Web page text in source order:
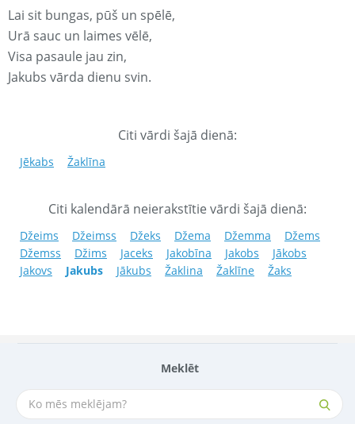
Meklēt
Lai sit bungas, pūš un spēlē,
Urā sauc un laimes vēlē,
Visa pasaule jau zin,
Jakubs vārda dienu svin.
Citi vārdi šajā dienā:
Jēkabs Žaklīna
Citi kalendārā neierakstītie vārdi šajā dienā:
Džeims Džeimss Džeks Džema Džemma
Džems
Džemss
Džims Jaceks Jakobīna Jakobs
Jākobs
Jakovs
Jakubs Jākubs Žaklina Žaklīne Žaks